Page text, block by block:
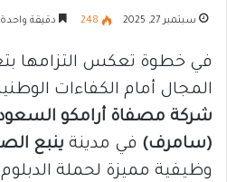
سبتمبر 27, 2025 248 دقيقة واحدة
في خطوة تعكس التزامها
المجال أمام الكفاءات
شركة مصفاة أرامكو
(سامرف) في مدينة ينبع
وظيفية مميزة لحملة